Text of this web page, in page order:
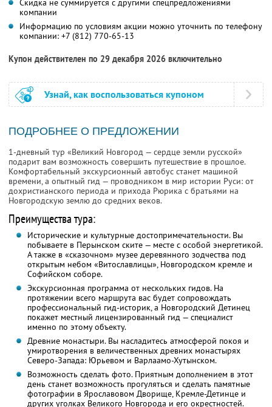
Скидка не суммируется с другими спецпредложениями
компании
Информацию по условиям акции можно уточнить по телефону
компании: +7 (812) 770-65-13
Купон действителен по 29 декабря 2026 включительно
Узнай, как воспользоваться купоном
ПОДРОБНЕЕ О ПРЕДЛОЖЕНИИ
1-дневный тур «Великий Новгород — сердце земли русской»
подарит вам возможность совершить путешествие в прошлое.
Комфортабельный экскурсионный автобус станет машиной
времени, а опытный гид — проводником в мир истории Руси: от
дохристианского периода и прихода Рюрика с братьями на
Новгородскую землю до средних веков.
Преимущества тура:
Исторические и культурные достопримечательности. Вы
побываете в Перынском ските — месте с особой энергетикой.
А также в «сказочном» музее деревянного зодчества под
открытым небом «Витославлицы», Новгородском кремле и
Софийском соборе.
Экскурсионная программа от нескольких гидов. На
протяжении всего маршрута вас будет сопровождать
профессиональный гид-историк, а Новгородский Детинец
покажет местный лицензированный гид — специалист
именно по этому объекту.
Древние монастыри. Вы насладитесь атмосферой покоя и
умиротворения в величественных древних монастырях
Северо-Запада: Юрьевом и Варлаамо-Хутынском.
Возможность сделать фото. Приятным дополнением в этот
день станет возможность прогуляться и сделать памятные
фотографии в Ярославовом Дворище, Кремле-Детинце и
других уголках Великого Новгорода и его окрестностей.